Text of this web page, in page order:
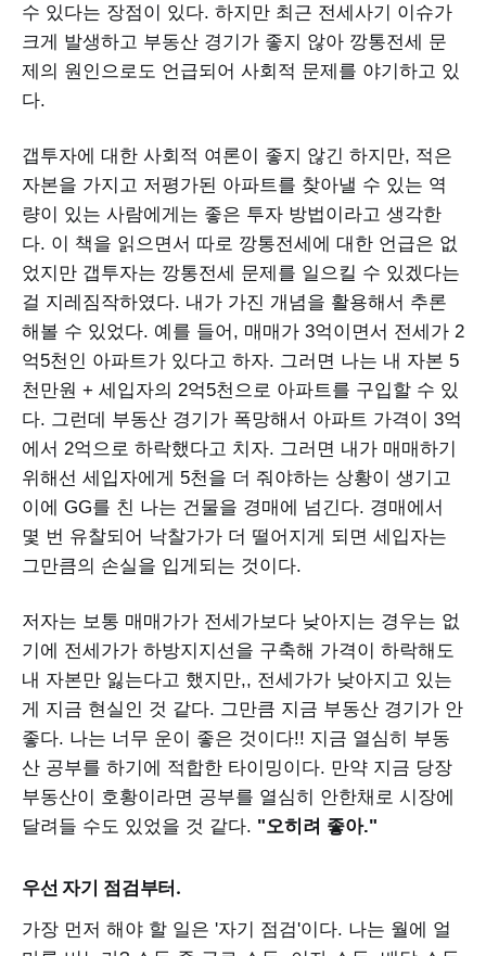
수 있다는 장점이 있다. 하지만 최근 전세사기 이슈가
크게 발생하고 부동산 경기가 좋지 않아 깡통전세 문
제의 원인으로도 언급되어 사회적 문제를 야기하고 있
다.
갭투자에 대한 사회적 여론이 좋지 않긴 하지만, 적은
자본을 가지고 저평가된 아파트를 찾아낼 수 있는 역
량이 있는 사람에게는 좋은 투자 방법이라고 생각한
다. 이 책을 읽으면서 따로 깡통전세에 대한 언급은 없
었지만 갭투자는 깡통전세 문제를 일으킬 수 있겠다는
걸 지레짐작하였다. 내가 가진 개념을 활용해서 추론
해볼 수 있었다. 예를 들어, 매매가 3억이면서 전세가 2
억5천인 아파트가 있다고 하자. 그러면 나는 내 자본 5
천만원 + 세입자의 2억5천으로 아파트를 구입할 수 있
다. 그런데 부동산 경기가 폭망해서 아파트 가격이 3억
에서 2억으로 하락했다고 치자. 그러면 내가 매매하기
위해선 세입자에게 5천을 더 줘야하는 상황이 생기고
이에 GG를 친 나는 건물을 경매에 넘긴다. 경매에서
몇 번 유찰되어 낙찰가가 더 떨어지게 되면 세입자는
그만큼의 손실을 입게되는 것이다.
저자는 보통 매매가가 전세가보다 낮아지는 경우는 없
기에 전세가가 하방지지선을 구축해 가격이 하락해도
내 자본만 잃는다고 했지만,, 전세가가 낮아지고 있는
게 지금 현실인 것 같다. 그만큼 지금 부동산 경기가 안
좋다. 나는 너무 운이 좋은 것이다!! 지금 열심히 부동
산 공부를 하기에 적합한 타이밍이다. 만약 지금 당장
부동산이 호황이라면 공부를 열심히 안한채로 시장에
달려들 수도 있었을 것 같다. "오히려 좋아."
우선 자기 점검부터.
가장 먼저 해야 할 일은 '자기 점검'이다. 나는 월에 얼